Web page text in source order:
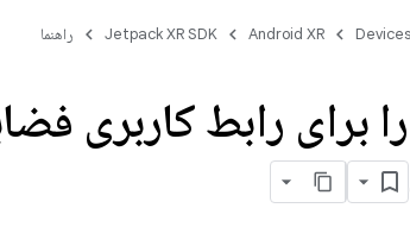
Devices
Android XR
Jetpack XR SDK راهنما
برای رابط کاربری